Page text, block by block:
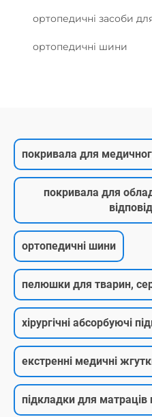
ортопедичні засоби
ортопедичні шини
покривала для
покривала для
ортопедичні шини
пелюшки для тварин,
хірургічні абсорбуючі
екстренні медичні
підкладки для